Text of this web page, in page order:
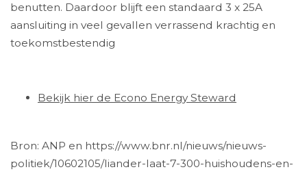
benutten. Daardoor blijft een standaard 3 x 25A
aansluiting in veel gevallen verrassend krachtig en
toekomstbestendig
Bekijk hier de Econo Energy Steward
Bron: ANP en https://www.bnr.nl/nieuws/nieuws-
politiek/10602105/liander-laat-7-300-huishoudens-en-